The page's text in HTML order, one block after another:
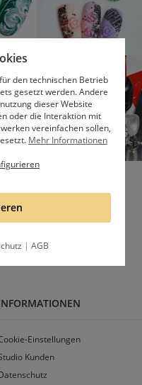
besser kennen
Einstellungen
Kunden
den technischen Betrieb
gesetzt werden. Andere
dieser Website
oder die Interaktion mit
vereinfachen sollen,
Mehr Informationen
| AGB